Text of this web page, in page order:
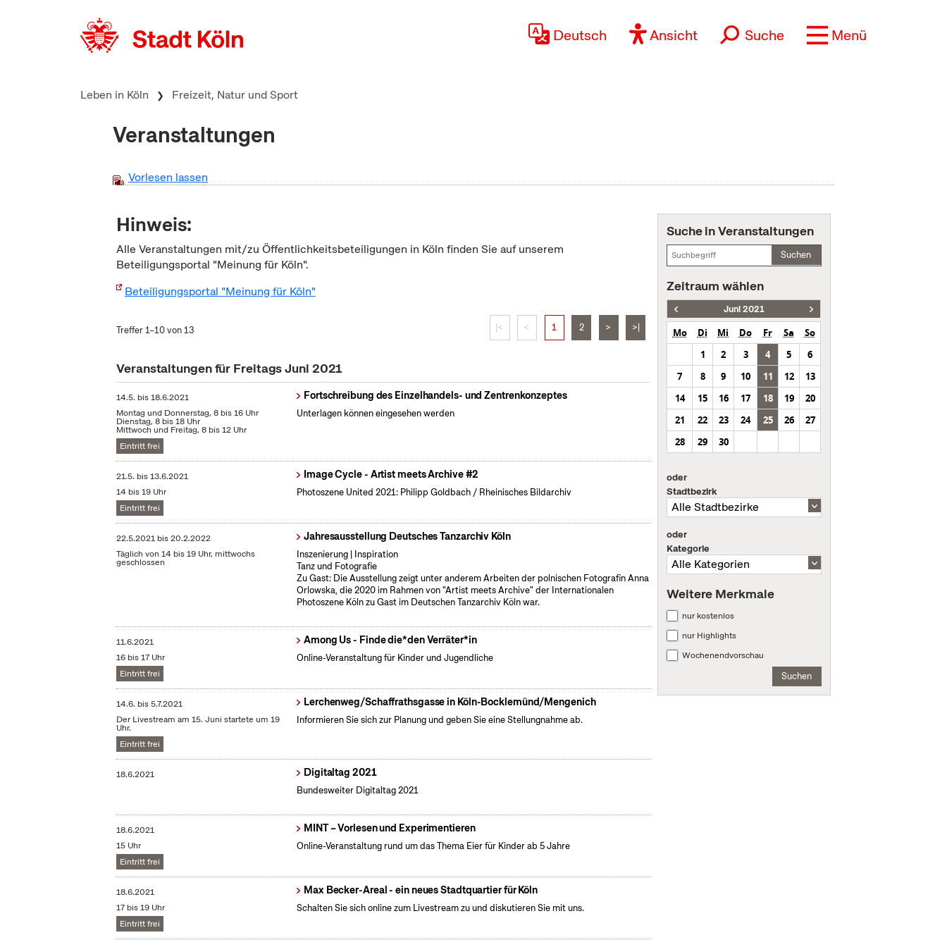
Deutsch Ansicht Suche Menü
Leben in Köln Freizeit, Natur und Sport
Veranstaltungen
Vorlesen lassen
Hinweis:
Alle Veranstaltungen mit/zu Öffentlichkeitsbeteiligungen in Köln finden Sie auf unserem
Beteiligungsportal "Meinung für Köln".
Beteiligungsportal "Meinung für Köln"
Treffer 1–10 von 13 |< < 1 2 > >|
Veranstaltungen für Freitags Juni 2021
14.5. bis18.6.2021
Montag und Donnerstag, 8 bis 16 Uhr
Dienstag, 8 bis 18 Uhr
Mittwoch und Freitag, 8 bis 12 Uhr
Eintritt frei
Fortschreibung des Einzelhandels- und Zentrenkonzeptes
Unterlagen können eingesehen werden
21.5. bis13.6.2021
14 bis 19 Uhr
Eintritt frei
Image Cycle - Artist meets Archive #2
Photoszene United 2021: Philipp Goldbach / Rheinisches Bildarchiv
22.5.2021 bis20.2.2022
Täglich von 14 bis 19 Uhr, mittwochs
geschlossen
Jahresausstellung Deutsches Tanzarchiv Köln
Inszenierung | Inspiration
Tanz und Fotografie
Zu Gast: Die Ausstellung zeigt unter anderem Arbeiten der polnischen Fotografin Anna
Orlowska, die 2020 im Rahmen von "Artist meets Archive" der Internationalen
Photoszene Köln zu Gast im Deutschen Tanzarchiv Köln war.
11.6.2021
16 bis 17 Uhr
Eintritt frei
Among Us - Finde die*den Verräter*in
Online-Veranstaltung für Kinder und Jugendliche
14.6. bis5.7.2021
Der Livestream am 15. Juni startete um 19
Uhr.
Eintritt frei
Lerchenweg/Schaffrathsgasse in Köln-Bocklemünd/Mengenich
Informieren Sie sich zur Planung und geben Sie eine Stellungnahme ab.
18.6.2021 Digitaltag 2021
Bundesweiter Digitaltag 2021
18.6.2021
15 Uhr
Eintritt frei
MINT – Vorlesen und Experimentieren
Online-Veranstaltung rund um das Thema Eier für Kinder ab 5 Jahre
18.6.2021
17 bis 19 Uhr
Eintritt frei
Max Becker-Areal - ein neues Stadtquartier für Köln
Schalten Sie sich online zum Livestream zu und diskutieren Sie mit uns.
Suche in Veranstaltungen
Suchen
Zeitraum wählen
Juni 2021
Mo Di Mi Do Fr Sa
So
1
2 3 4 5
6
7
8 9 10 11 12
13
14
15 16 17 18 19
20
21
22 23 24 25 26
27
28
29 30
oder
Stadtbezirk
oder
Kategorie
Weitere Merkmale
nur kostenlos
nur Highlights
Wochenendvorschau
Suchen